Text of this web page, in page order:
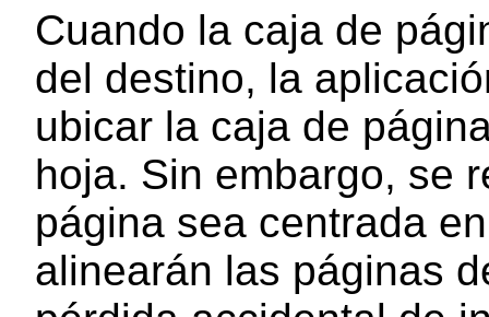
Cuando la caja de
del destino, la
ubicar la caja de
hoja. Sin embargo, se
página sea centrada
alinearán las páginas